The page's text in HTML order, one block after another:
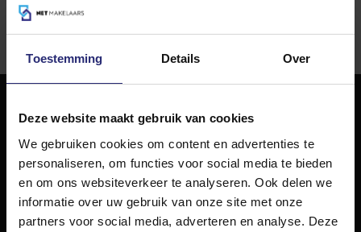
Toestemming Details Over
Deze website maakt gebruik van cookies
We gebruiken cookies om content en advertenties te
personaliseren, om functies voor social media te bieden
en om ons websiteverkeer te analyseren. Ook delen we
informatie over uw gebruik van onze site met onze
partners voor social media, adverteren en analyse. Deze
023 303 54 44
NET Makelaars
NET Makelaars is een modern makelaarskantoor met
decennialange ervaring in het vak en diepgaande kennis
van de huizenmarkt in Haarlem en omstreken.
Volg ons op